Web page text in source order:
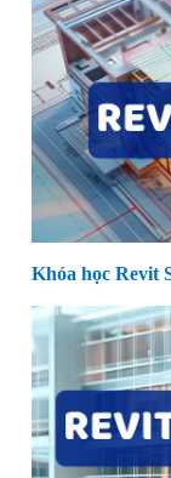
Khóa học Revit